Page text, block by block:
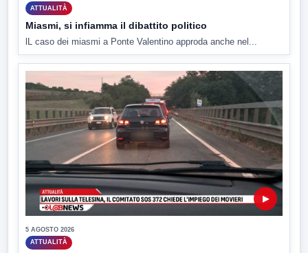
ATTUALITÀ
Miasmi, si infiamma il dibattito politico
lL caso dei miasmi a Ponte Valentino approda anche nel...
▶
5 AGOSTO 2026
ATTUALITÀ